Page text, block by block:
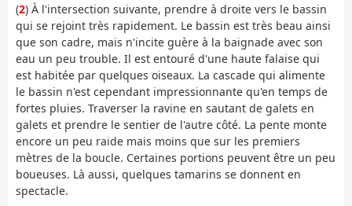
(2) À l'intersection suivante, prendre à droite vers le bassin
qui se rejoint très rapidement. Le bassin est très beau ainsi
que son cadre, mais n'incite guère à la baignade avec son
eau un peu trouble. Il est entouré d'une haute falaise qui
est habitée par quelques oiseaux. La cascade qui alimente
le bassin n'est cependant impressionnante qu'en temps de
fortes pluies. Traverser la ravine en sautant de galets en
galets et prendre le sentier de l'autre côté. La pente monte
encore un peu raide mais moins que sur les premiers
mètres de la boucle. Certaines portions peuvent être un peu
boueuses. Là aussi, quelques tamarins se donnent en
spectacle.